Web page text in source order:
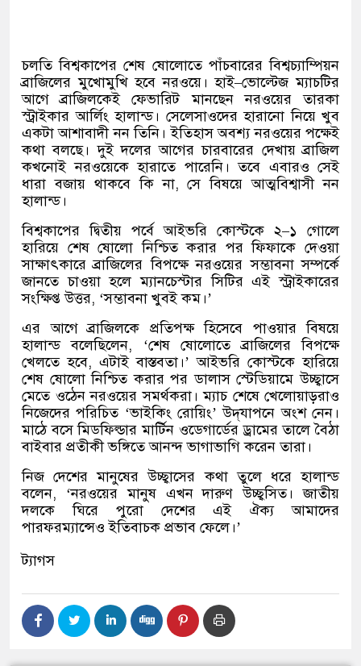
চলতি বিশ্বকাপের শেষ ষোলোতে পাঁচবারের বিশ্বচ্যাম্পিয়ন
ব্রাজিলের মুখোমুখি হবে নরওয়ে। হাই–ভোল্টেজ ম্যাচটির
আগে ব্রাজিলকেই ফেভারিট মানছেন নরওয়ের তারকা
স্ট্রাইকার আর্লিং হালান্ড। সেলেসাওদের হারানো নিয়ে খুব
একটা আশাবাদী নন তিনি। ইতিহাস অবশ্য নরওয়ের পক্ষেই
কথা বলছে। দুই দলের আগের চারবারের দেখায় ব্রাজিল
কখনোই নরওয়েকে হারাতে পারেনি। তবে এবারও সেই
ধারা বজায় থাকবে কি না,সে বিষয়ে আত্মবিশ্বাসী নন
হালান্ড।
বিশ্বকাপের দ্বিতীয় পর্বে আইভরি কোস্টকে ২–১ গোলে
হারিয়ে শেষ ষোলো নিশ্চিত করার পর ফিফাকে দেওয়া
সাক্ষাৎকারে ব্রাজিলের বিপক্ষে নরওয়ের সম্ভাবনা সম্পর্কে
জানতে চাওয়া হলে ম্যানচেস্টার সিটির এই স্ট্রাইকারের
সংক্ষিপ্ত উত্তর, ‘সম্ভাবনা খুবই কম।’
এর আগে ব্রাজিলকে প্রতিপক্ষ হিসেবে পাওয়ার বিষয়ে
হালান্ড বলেছিলেন, ‘শেষ ষোলোতে ব্রাজিলের বিপক্ষে
খেলতে হবে, এটাই বাস্তবতা।’আইভরি কোস্টকে হারিয়ে
শেষ ষোলো নিশ্চিত করার পর ডালাস স্টেডিয়ামে উচ্ছ্বাসে
মেতে ওঠেন নরওয়ের সমর্থকরা। ম্যাচ শেষে খেলোয়াড়রাও
নিজেদের পরিচিত‘ভাইকিং রোয়িং’উদ্‌যাপনে অংশ নেন।
মাঠে বসে মিডফিল্ডার মার্টিন ওডেগার্ডের ড্রামের তালে বৈঠা
বাইবার প্রতীকী ভঙ্গিতে আনন্দ ভাগাভাগি করেন তারা।
নিজ দেশের মানুষের উচ্ছ্বাসের কথা তুলে ধরে হালান্ড
বলেন, ‘নরওয়ের মানুষ এখন দারুণ উচ্ছ্বসিত। জাতীয়
দলকে ঘিরে পুরো দেশের এই ঐক্য আমাদের
পারফরম্যান্সেও ইতিবাচক প্রভাব ফেলে।’
ট্যাগস